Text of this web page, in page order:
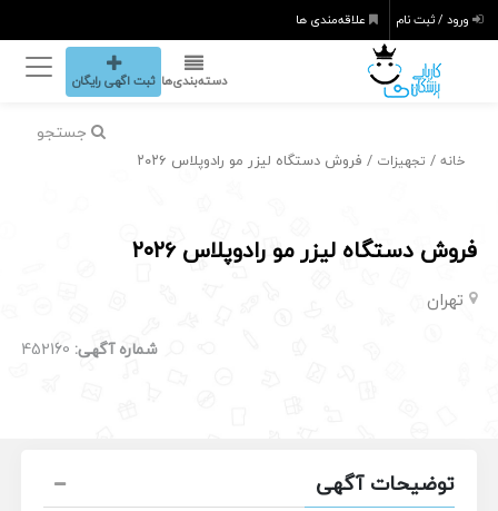
ورود / ثبت نام علاقه‌مندی ها
دسته‌بندی‌ها ثبت اگهی رایگان
جستجو
خانه / تجهیزات / فروش دستگاه لیزر مو رادوپلاس ۲۰۲۶
فروش دستگاه لیزر مو رادوپلاس ۲۰۲۶
تهران
شماره آگهی: 452160
توضیحات آگهی